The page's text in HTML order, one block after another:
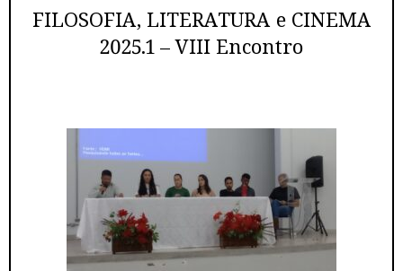
FILOSOFIA, LITERATURA e CINEMA
2025.1 – VIII Encontro